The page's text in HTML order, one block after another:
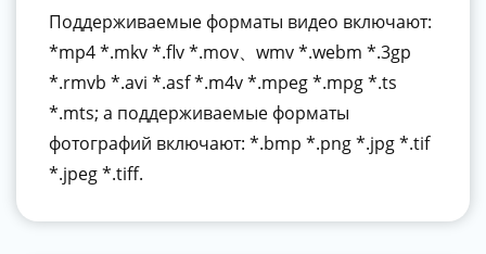
Поддерживаемые форматы видео включают:
*mp4 *.mkv *.flv *.mov、wmv *.webm *.3gp
*.rmvb *.avi *.asf *.m4v *.mpeg *.mpg *.ts
*.mts; а поддерживаемые форматы
фотографий включают: *.bmp *.png *.jpg *.tif
*.jpeg *.tiff.